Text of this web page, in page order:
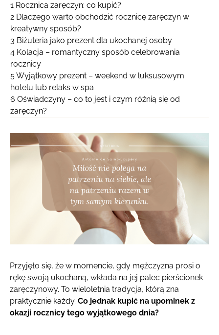
1 Rocznica zaręczyn: co kupić?
2 Dlaczego warto obchodzić rocznicę zaręczyn w
kreatywny sposób?
3 Biżuteria jako prezent dla ukochanej osoby
4 Kolacja – romantyczny sposób celebrowania
rocznicy
5Wyjątkowy prezent – weekend w luksusowym
hotelu lub relaks w spa
6 Oświadczyny – co to jest i czym różnią się od
zaręczyn?
Przyjęło się, że w momencie, gdy mężczyzna prosi o
rękę swoją ukochaną, wkłada na jej palec pierścionek
zaręczynowy. To wieloletnia tradycja, którą zna
praktycznie każdy. Co jednak kupić na upominek z
okazji rocznicy tego wyjątkowego dnia?